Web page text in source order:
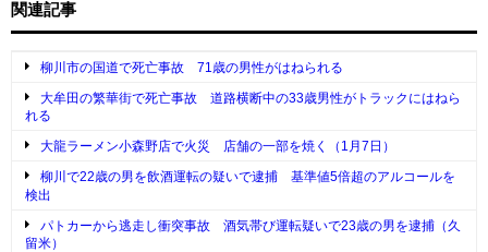
関連記事
柳川市の国道で死亡事故 71歳の男性がはねられる
大牟田の繁華街で死亡事故 道路横断中の33歳男性がトラックにはねら
れる
大龍ラーメン小森野店で火災 店舗の一部を焼く（1月7日）
柳川で22歳の男を飲酒運転の疑いで逮捕 基準値5倍超のアルコールを
検出
パトカーから逃走し衝突事故 酒気帯び運転疑いで23歳の男を逮捕（久
留米）